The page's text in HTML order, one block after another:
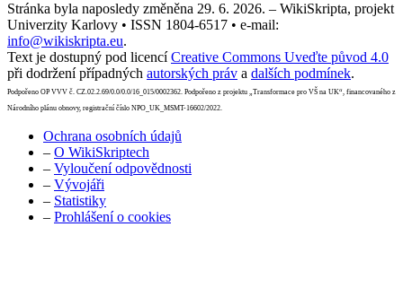
Stránka byla naposledy změněna 29. 6. 2026. – WikiSkripta, projekt
Univerzity Karlovy • ISSN 1804-6517 • e-mail:
info@wikiskripta.eu.
Text je dostupný pod licencíCreative Commons Uveďte původ 4.0
při dodržení případných autorských práv a dalších podmínek.
Podpořeno OP VVV č. CZ.02.2.69/0.0/0.0/16_015/0002362. Podpořeno z projektu „Transformace pro VŠ na UK“, financovaného z
Národního plánu obnovy, registrační číslo NPO_UK_MSMT-16602/2022.
Ochrana osobních údajů
– O WikiSkriptech
– Vyloučení odpovědnosti
– Vývojáři
– Statistiky
– Prohlášení o cookies